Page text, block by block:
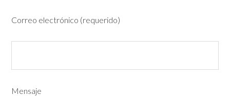
Correo electrónico (requerido)
Mensaje